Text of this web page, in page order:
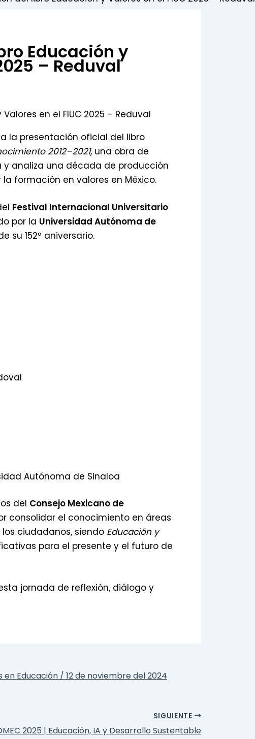
Educación y
– Reduval
la presentación oficial del libro
2012–2021, una obra de
analiza una década de producción
formación en valores en México.
Festival Internacional Universitario
por la Universidad Autónoma de
su 152º aniversario.
Autónoma de Sinaloa
del Consejo Mexicano de
consolidar el conocimiento en áreas
ciudadanos, siendo Educación y
para el presente y el futuro de
jornada de reflexión, diálogo y
Educación / 12 de noviembre del 2024
SIGUIENTE
2025 | Educación, IA y Desarrollo Sustentable